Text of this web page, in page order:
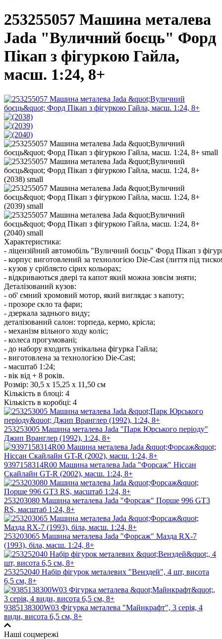
253255057 Машина металева
Jada "Вуличний боєць" Форд
Пікап з фігуркою Гайла,
масш. 1:24, 8+
Характеристика:
- ліцензійний автомобіль "Вуличний боєць" Форд Пікап з
- корпус виготовлений за технологією Die-Cast (лиття під
- кузов у сріблясто сірих кольорах;
- відкриваються двері та капот який можна зовсім зняти;
Деталізований кузов:
- об' ємний хромовий мотор, який виглядає з капоту;
- прозоре скло та фари;
- дзеркала заднього виду;
деталізований салон: торпеда, кермо, крісла;
- механізм вільного ходу коліс;
- колеса прогумовані;
- до набору входить унікальна фігурка Гайла;
- виготовлена за технологією Die-Cast;
- масштаб 1:24;
- вік від + 8 років.
Розмір: 30,5 х 15,25 х 11,50 см
Кількість в блоці: 4
Кількість в коробці: 4
253253005 Машина металева Jada "Парк Юрського періоду"
Джип Вранглер (1992), 1:24, 8+
9397158314R00 Машина металева Jada "Форсаж" Ніссан
Скайлайн GT-R (2002), масш. 1:24, 8+
253203080 Машина металева Jada "Форсаж" Порше 996 GT3
RS, масштаб 1:24, 8+
253203065 Машина металева Jada "Форсаж" Мазда RX-7
(1993), біла, масш. 1:24, 8+
253252040 Набір фігурок металевих "Венздей", 4 шт, висота
6,5 см, 8+
9385138300W03 Фiгyрка металева "Майнкрафт", 3 серія, 4
види, висота 6,5 см, 8+
Наші соцмережі